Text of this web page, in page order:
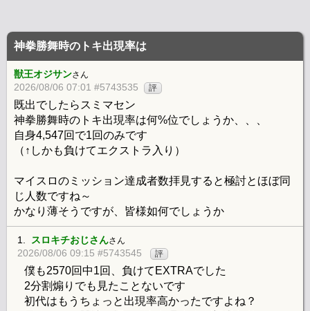
神拳勝舞時のトキ出現率は
獣王オジサンさん
2026/08/06 07:01 #5743535 評
既出でしたらスミマセン
神拳勝舞時のトキ出現率は何%位でしょうか、、、
自身4,547回で1回のみです
（↑しかも負けてエクストラ入り）
マイスロのミッション達成者数拝見すると極討とほぼ同
じ人数ですね～
かなり薄そうですが、皆様如何でしょうか
1. スロキチおじさんさん
2026/08/06 09:15 #5743545 評
僕も2570回中1回、負けてEXTRAでした
2分割煽りでも見たことないです
初代はもうちょっと出現率高かったですよね？